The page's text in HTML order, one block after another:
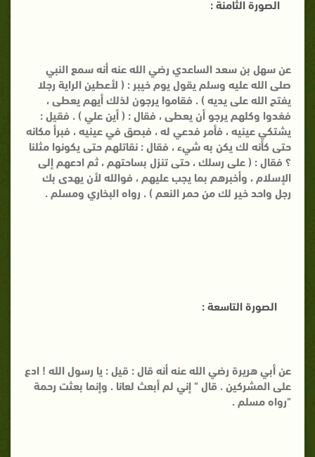
الصورة الثامنة :
عن سهل بن سعد الساعدي رضي الله عنه أنه سمع النبي
صلى الله عليه وسلم يقول يوم خيبر : ( لأعطين الراية رجلا
يفتح الله على يديه ) . فقاموا يرجون لذلك أيهم يعطى ،
فغدوا وكلهم يرجو أن يعطى ، فقال : ( أين علي ) . فقيل :
يشتكي عينيه ، فأمر فدعي له ، فبصق في عينيه ، فبرأ مكانه
حتى كأنه لك يكن به شيء ، فقال : نقاتلهم حتى يكونوا مثلنا
؟ فقال : ( على رسلك ، حتى تنزل بساحتهم ، ثم ادعهم إلى
الإسلام ، وأخبرهم بما يجب عليهم ، فوالله لأن يهدى بك
رجل واحد خير لك من حمر النعم ) . رواه البخاري ومسلم .
الصورة التاسعة :
عن أبي هريرة رضي الله عنه أنه قال : قيل : يا رسول الله ! ادع
على المشركين . قال " إني لم أبعث لعانا . وإنما بعثت رحمة
"رواه مسلم .